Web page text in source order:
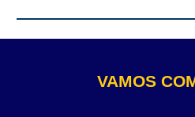
VAMOS